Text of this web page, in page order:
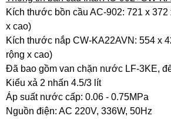
Kích thước bồn cầu AC-902: 721 x 372
x cao)
Kích thước nắp CW-KA22AVN: 554 x
rộng x cao)
Đã bao gồm van chặn nước LF-3KE,
Kiểu xả 2 nhấn 4.5/3 lít
Áp suất nước cấp: 0.06 - 0.75MPa
Nguồn điện: AC 220V, 336W, 50Hz